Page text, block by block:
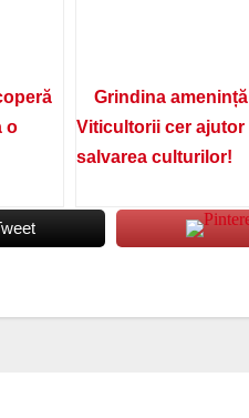
o
Grindina
Viticultorii cer
salvarea culturilor!